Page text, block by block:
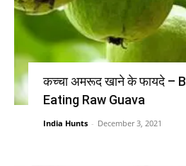
कच्चा अमरूद खाने के फायदे –
Eating Raw Guava
India Hunts - December 3, 2021